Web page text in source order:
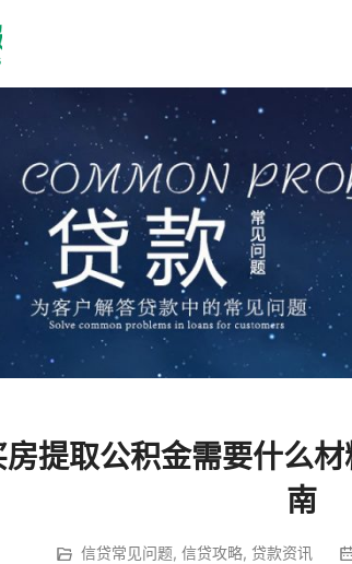
房提取公积金需要什么
南
信贷常见问题, 信贷攻略, 贷款资讯